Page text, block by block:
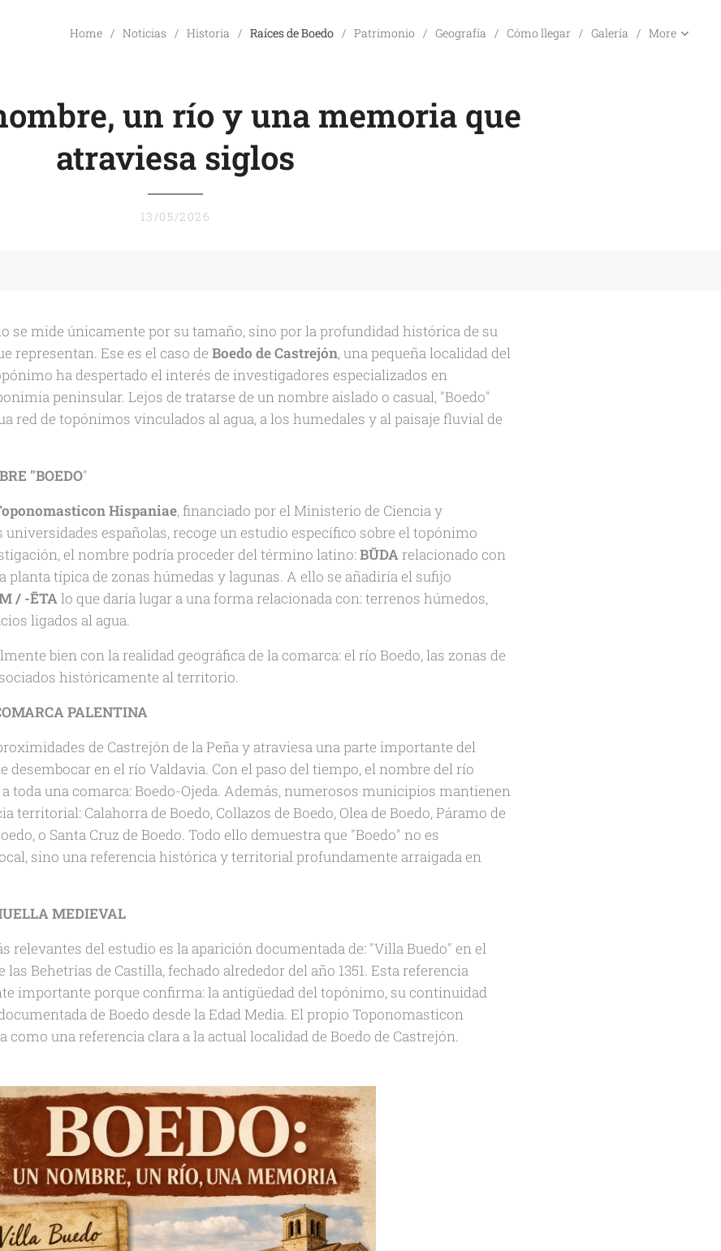
Home Noticias Historia Raíces de Boedo Patrimonio Geografía Cómo llegar Galería More
un río y una memoria que
atraviesa siglos
13/05/2026
se mide únicamente por su tamaño, sino por la profundidad histórica de su
representan. Ese es el caso de Boedo de Castrejón, una pequeña localidad del
ha despertado el interés de investigadores especializados en
peninsular. Lejos de tratarse de un nombre aislado o casual, "Boedo"
red de topónimos vinculados al agua, a los humedales y al paisaje fluvial de
"BOEDO"
Hispaniae⁠, financiado por el Ministerio de Ciencia y
españolas, recoge un estudio específico sobre el topónimo
el nombre podría proceder del término latino:BŬDArelacionado con
planta típica de zonas húmedas y lagunas. A ello se añadiría el sufijo
/ -ĒTAlo que daría lugar a una forma relacionada con: terrenos húmedos,
ligados al agua.
bien con la realidad geográfica de la comarca: el río Boedo, las zonas de
históricamente al territorio.
PALENTINA
de Castrejón de la Peña y atraviesa una parte importante del
desembocar en el río Valdavia. Con el paso del tiempo, el nombre del río
toda una comarca: Boedo-Ojeda. Además, numerosos municipios mantienen
territorial: Calahorra de Boedo, Collazos de Boedo, Olea de Boedo, Páramo de
o Santa Cruz de Boedo. Todo ello demuestra que "Boedo" no es
sino una referencia histórica y territorial profundamente arraigada en
MEDIEVAL
relevantes del estudio es la aparición documentada de: "Villa Buedo" en el
Behetrías de Castilla, fechado alrededor del año 1351. Esta referencia
importante porque confirma: la antigüedad del topónimo, su continuidad
de Boedo desde la Edad Media. El propio Toponomasticon
como una referencia clara a la actual localidad de Boedo de Castrejón.